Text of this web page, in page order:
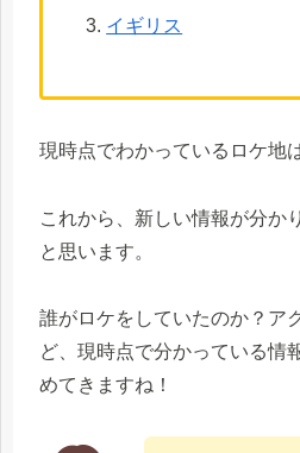
イギリス
現時点でわかっているロケ地
これから、新しい情報が分か
と思います。
誰がロケをしていたのか？ア
ど、現時点で分かっている情
めてきますね！